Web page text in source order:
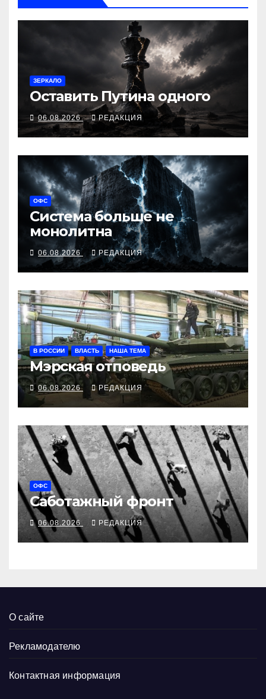
ЗЕРКАЛО
Оставить Путина одного
06.08.2026 РЕДАКЦИЯ
ОФС
Система больше не
монолитна
06.08.2026 РЕДАКЦИЯ
В РОССИИ ВЛАСТЬ НАША ТЕМА
Мэрская отповедь
06.08.2026 РЕДАКЦИЯ
ОФС
Саботажный фронт
06.08.2026 РЕДАКЦИЯ
О сайте
Рекламодателю
Контактная информация